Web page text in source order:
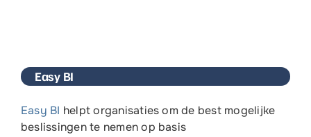
Easy BI
Easy BI helpt organisaties om de best mogelijke
beslissingen te nemen op basis